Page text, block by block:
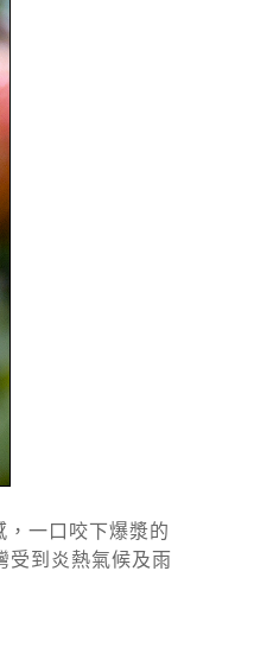
一口咬下爆漿的
受到炎熱氣候及雨